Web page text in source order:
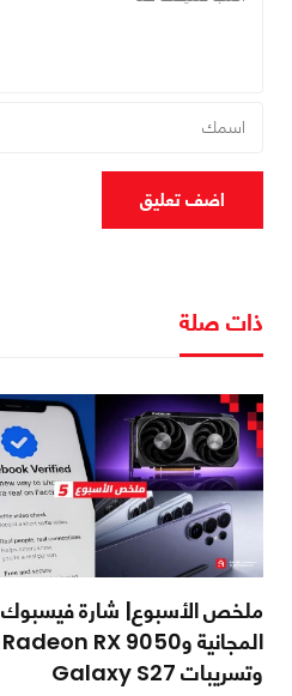
اضف تعليق
ذات صلة
ملخص الأسبوع| شارة فيسبوك
المجانية وRadeon RX 9050
وتسريبات Galaxy S27